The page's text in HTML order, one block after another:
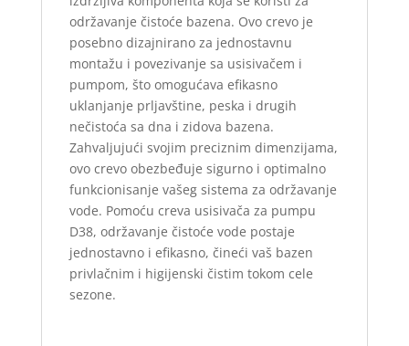
održavanje čistoće bazena. Ovo crevo je
posebno dizajnirano za jednostavnu
montažu i povezivanje sa usisivačem i
pumpom, što omogućava efikasno
uklanjanje prljavštine, peska i drugih
nečistoća sa dna i zidova bazena.
Zahvaljujući svojim preciznim dimenzijama,
ovo crevo obezbeđuje sigurno i optimalno
funkcionisanje vašeg sistema za održavanje
vode. Pomoću creva usisivača za pumpu
D38, održavanje čistoće vode postaje
jednostavno i efikasno, čineći vaš bazen
privlačnim i higijenski čistim tokom cele
sezone.